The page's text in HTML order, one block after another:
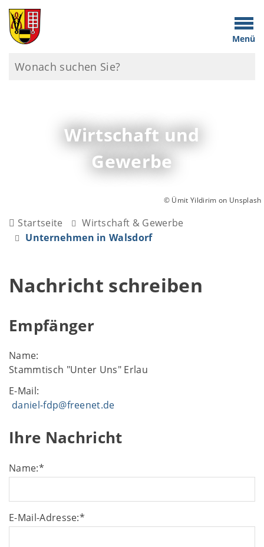
Menü
Wirtschaft und
Gewerbe
© Ümit Yildirim on Unsplash
Startseite
Wirtschaft & Gewerbe
Unternehmen in Walsdorf
Nachricht schreiben
Empfänger
Name:
Stammtisch "Unter Uns" Erlau
E-Mail:
daniel-fdp@freenet.de
Ihre Nachricht
Name:*
E-Mail-Adresse:*